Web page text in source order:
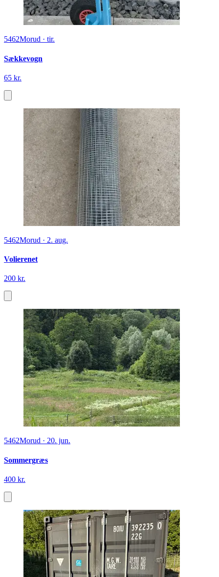
5462Morud · tir.
Sækkevogn
65 kr.
5462Morud · 2. aug.
Volierenet
200 kr.
5462Morud · 20. jun.
Sommergræs
400 kr.